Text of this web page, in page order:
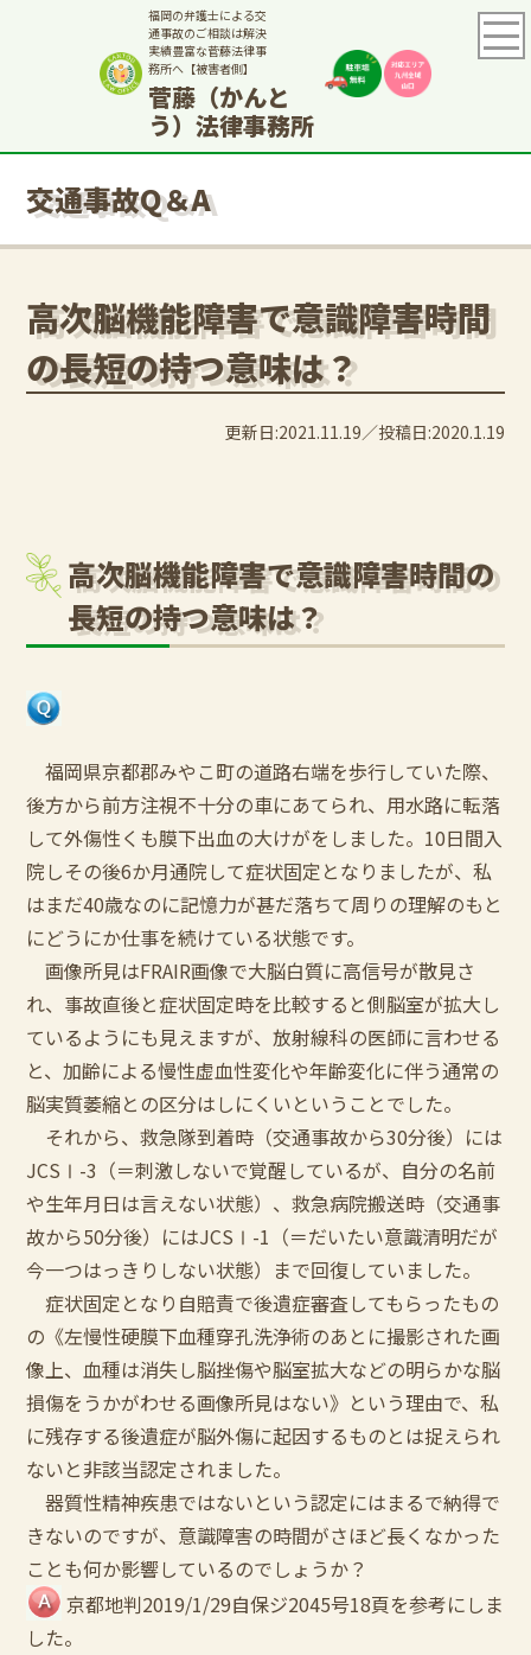
福岡の弁護士による交
通事故のご相談は解決
実績豊富な菅藤法律事
務所へ【被害者側】
菅藤（かんと
う）法律事務所
交通事故Q＆A
高次脳機能障害で意識障害時間
の長短の持つ意味は？
更新日:2021.11.19 投稿日:2020.1.19
高次脳機能障害で意識障害時間の
長短の持つ意味は？
福岡県京都郡みやこ町の道路右端を歩行していた際、
後方から前方注視不十分の車にあてられ、用水路に転落
して外傷性くも膜下出血の大けがをしました。10日間入
院しその後6か月通院して症状固定となりましたが、私
はまだ40歳なのに記憶力が甚だ落ちて周りの理解のもと
にどうにか仕事を続けている状態です。
画像所見はFRAIR画像で大脳白質に高信号が散見さ
れ、事故直後と症状固定時を比較すると側脳室が拡大し
ているようにも見えますが、放射線科の医師に言わせる
と、加齢による慢性虚血性変化や年齢変化に伴う通常の
脳実質萎縮との区分はしにくいということでした。
それから、救急隊到着時（交通事故から30分後）には
JCSⅠ-3（＝刺激しないで覚醒しているが、自分の名前
や生年月日は言えない状態）、救急病院搬送時（交通事
故から50分後）にはJCSⅠ-1（＝だいたい意識清明だが
今一つはっきりしない状態）まで回復していました。
症状固定となり自賠責で後遺症審査してもらったもの
の《左慢性硬膜下血種穿孔洗浄術のあとに撮影された画
像上、血種は消失し脳挫傷や脳室拡大などの明らかな脳
損傷をうかがわせる画像所見はない》という理由で、私
に残存する後遺症が脳外傷に起因するものとは捉えられ
ないと非該当認定されました。
器質性精神疾患ではないという認定にはまるで納得で
きないのですが、意識障害の時間がさほど長くなかった
ことも何か影響しているのでしょうか？
京都地判2019/1/29自保ジ2045号18頁を参考にしま
した。